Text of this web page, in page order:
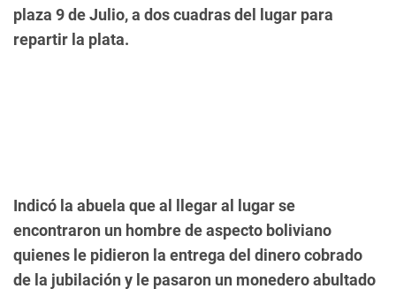
plaza 9 de Julio, a dos cuadras del lugar para
repartir la plata.
Indicó la abuela que al llegar al lugar se
encontraron un hombre de aspecto boliviano
quienes le pidieron la entrega del dinero cobrado
de la jubilación y le pasaron un monedero abultado